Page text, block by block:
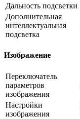
Дальность подсветки
Дополнительная
интеллектуальная
подсветка
Изображение
Переключатель
параметров
изображения
Настройки
изображения